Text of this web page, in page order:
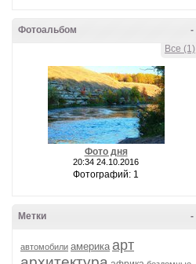
-
Фотоальбом
Все (1)
Фото дня
20:34 24.10.2016
Фотографий: 1
-
Метки
автомобили америка арт